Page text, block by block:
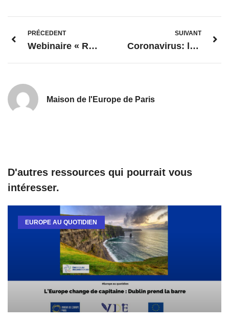
PRÉCEDENT
Webinaire « Regional inequalities, the underestimated risk for Europe »
SUIVANT
Coronavirus: le supercalcul européen permet à un projet de recherche financé par l’UE d’annoncer des résultats prometteurs pour un traitement éventuel
Maison de l'Europe de Paris
D'autres ressources qui pourrait vous
intéresser.
EUROPE AU QUOTIDIEN